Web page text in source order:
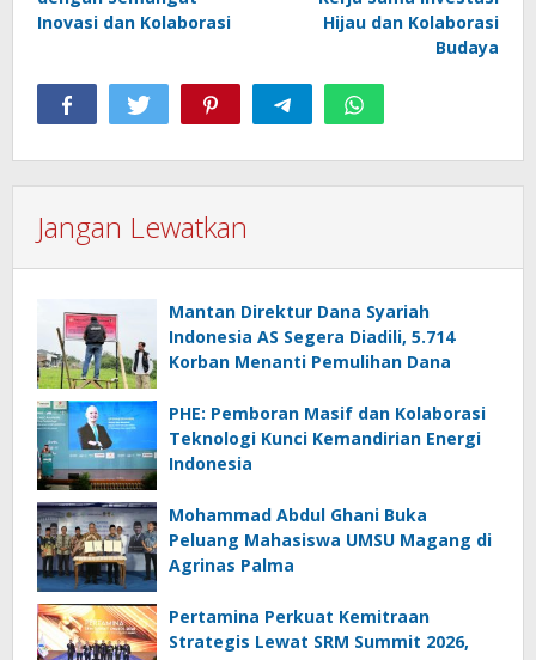
Inovasi dan Kolaborasi
Hijau dan Kolaborasi
Budaya
Jangan Lewatkan
Mantan Direktur Dana Syariah
Indonesia AS Segera Diadili, 5.714
Korban Menanti Pemulihan Dana
PHE: Pemboran Masif dan Kolaborasi
Teknologi Kunci Kemandirian Energi
Indonesia
Mohammad Abdul Ghani Buka
Peluang Mahasiswa UMSU Magang di
Agrinas Palma
Pertamina Perkuat Kemitraan
Strategis Lewat SRM Summit 2026,